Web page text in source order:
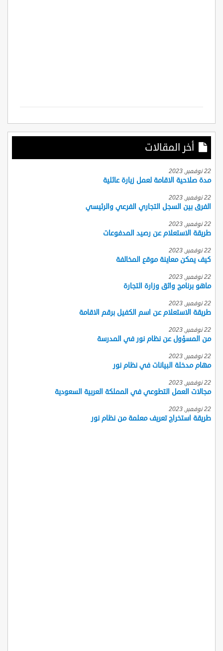
أخر المقالات
22 نوفمبر, 2023
مدة صلاحية الاقامة لعمل زيارة عائلية
22 نوفمبر, 2023
الفرق بين السجل التجاري الفرعي والرئيسي
22 نوفمبر, 2023
طريقة الاستعلام عن رصيد المدفوعات
22 نوفمبر, 2023
كيف يمكن معاينة موقع المخالفة
22 نوفمبر, 2023
ماهو برنامج واثق وزارة التجارة
22 نوفمبر, 2023
طريقة الاستعلام عن اسم الكفيل برقم الاقامة
22 نوفمبر, 2023
من المسؤول عن نظام نور في المدرسة
22 نوفمبر, 2023
مهام مدخلة البيانات في نظام نور
22 نوفمبر, 2023
مجالات العمل التطوعي في المملكة العربية السعودية
22 نوفمبر, 2023
طريقة استخراج تعريف معلمة من نظام نور